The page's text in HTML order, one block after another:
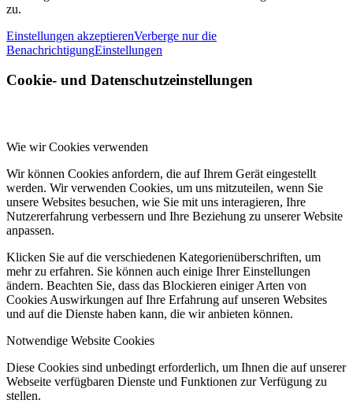
zu.
Einstellungen akzeptierenVerberge nur die
BenachrichtigungEinstellungen
Cookie- und Datenschutzeinstellungen
Wie wir Cookies verwenden
Wir können Cookies anfordern, die auf Ihrem Gerät eingestellt
werden. Wir verwenden Cookies, um uns mitzuteilen, wenn Sie
unsere Websites besuchen, wie Sie mit uns interagieren, Ihre
Nutzererfahrung verbessern und Ihre Beziehung zu unserer Website
anpassen.
Klicken Sie auf die verschiedenen Kategorienüberschriften, um
mehr zu erfahren. Sie können auch einige Ihrer Einstellungen
ändern. Beachten Sie, dass das Blockieren einiger Arten von
Cookies Auswirkungen auf Ihre Erfahrung auf unseren Websites
und auf die Dienste haben kann, die wir anbieten können.
Notwendige Website Cookies
Diese Cookies sind unbedingt erforderlich, um Ihnen die auf unserer
Webseite verfügbaren Dienste und Funktionen zur Verfügung zu
stellen.